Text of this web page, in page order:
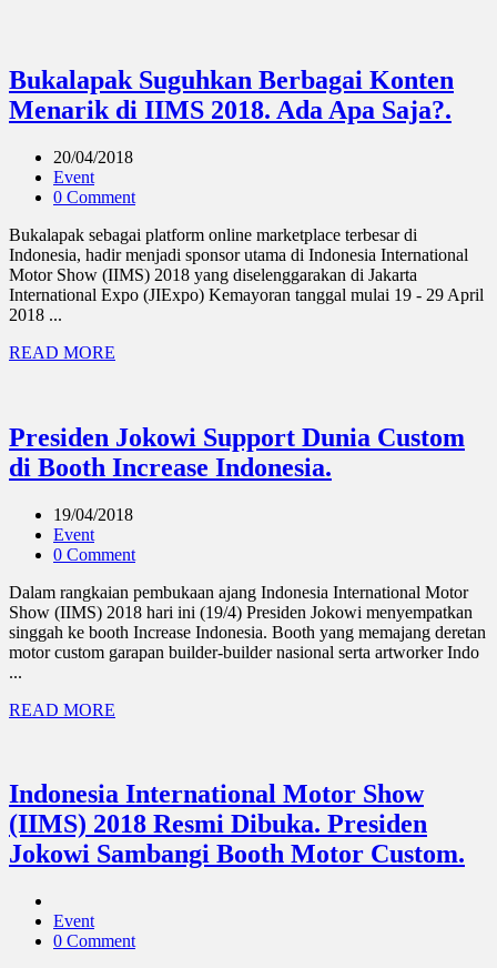
Bukalapak Suguhkan Berbagai Konten
Menarik di IIMS 2018. Ada Apa Saja?.
20/04/2018
Event
0 Comment
Bukalapak sebagai platform online marketplace terbesar di
Indonesia, hadir menjadi sponsor utama di Indonesia International
Motor Show (IIMS) 2018 yang diselenggarakan di Jakarta
International Expo (JIExpo) Kemayoran tanggal mulai 19 - 29 April
2018 ...
READ MORE
Presiden Jokowi Support Dunia Custom
di Booth Increase Indonesia.
19/04/2018
Event
0 Comment
Dalam rangkaian pembukaan ajang Indonesia International Motor
Show (IIMS) 2018 hari ini (19/4) Presiden Jokowi menyempatkan
singgah ke booth Increase Indonesia. Booth yang memajang deretan
motor custom garapan builder-builder nasional serta artworker Indo
...
READ MORE
Indonesia International Motor Show
(IIMS) 2018 Resmi Dibuka. Presiden
Jokowi Sambangi Booth Motor Custom.
Event
0 Comment